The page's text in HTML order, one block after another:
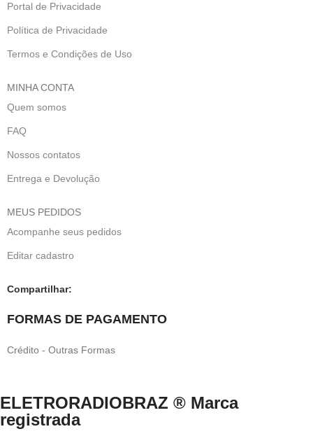
Portal de Privacidade
Política de Privacidade
Termos e Condições de Uso
MINHA CONTA
Quem somos
FAQ
Nossos contatos
Entrega e Devolução
MEUS PEDIDOS
Acompanhe seus pedidos
Editar cadastro
Compartilhar:
FORMAS DE PAGAMENTO
Crédito - Outras Formas
ELETRORADIOBRAZ ® Marca
registrada